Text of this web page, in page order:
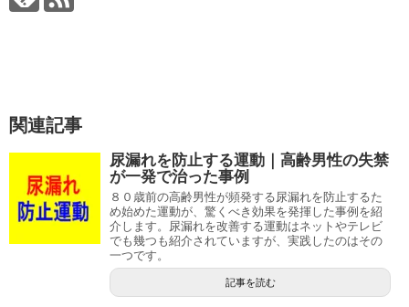
関連記事
尿漏れを防止する運動｜高齢男性の失禁
が一発で治った事例
８０歳前の高齢男性が頻発する尿漏れを防止するた
め始めた運動が、驚くべき効果を発揮した事例を紹
介します。尿漏れを改善する運動はネットやテレビ
でも幾つも紹介されていますが、実践したのはその
一つです。
記事を読む